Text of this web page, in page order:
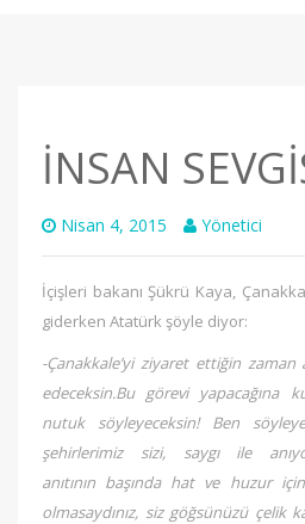
İNSAN
Nisan 4, 2015 Yönetici
İçişleri bakanı Şükrü Kaya,
giderken Atatürk şöyle diyor:
-Çanakkale’yi ziyaret ettiğin
edeceksin.Bu görevi yapacağına
nutuk söyleyeceksin! Ben
şehirlerimiz sizi, saygı ile
anıtının başında hat ve huzur
olmasaydınız, siz göğsünüzü çelik